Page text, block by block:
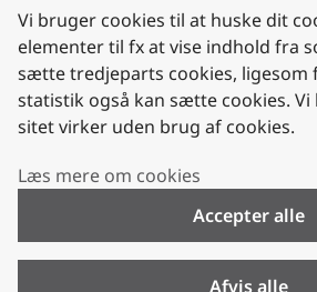
Aktindsigt
Persondatabeskyttelse
Nyttige links
Plan- og Landdistriktsstyrelsen
Folkekirken.dk
Vi bruger cookies til at huske dit
elementer til fx at vise indhold fra
sætte tredjeparts cookies,
statistik også kan sætte cookies.
sitet virker uden brug af cookies.
Læs mere om cookies
Accepter alle
Afvis alle